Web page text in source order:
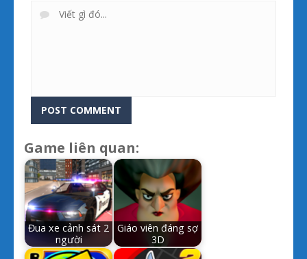
Game liên quan:
Đua xe cảnh sát 2
người
Giáo viên đáng sợ
3D